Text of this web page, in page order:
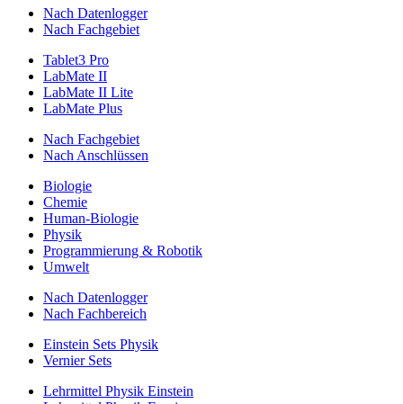
Nach Datenlogger
Nach Fachgebiet
Tablet3 Pro
LabMate II
LabMate II Lite
LabMate Plus
Nach Fachgebiet
Nach Anschlüssen
Biologie
Chemie
Human-Biologie
Physik
Programmierung & Robotik
Umwelt
Nach Datenlogger
Nach Fachbereich
Einstein Sets Physik
Vernier Sets
Lehrmittel Physik Einstein